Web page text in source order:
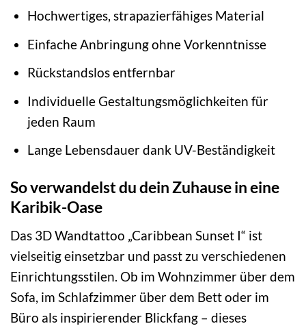
Hochwertiges, strapazierfähiges Material
Einfache Anbringung ohne Vorkenntnisse
Rückstandslos entfernbar
Individuelle Gestaltungsmöglichkeiten für
jeden Raum
Lange Lebensdauer dank UV-Beständigkeit
So verwandelst du dein Zuhause in eine
Karibik-Oase
Das 3D Wandtattoo „Caribbean Sunset I“ ist
vielseitig einsetzbar und passt zu verschiedenen
Einrichtungsstilen. Ob im Wohnzimmer über dem
Sofa, im Schlafzimmer über dem Bett oder im
Büro als inspirierender Blickfang – dieses